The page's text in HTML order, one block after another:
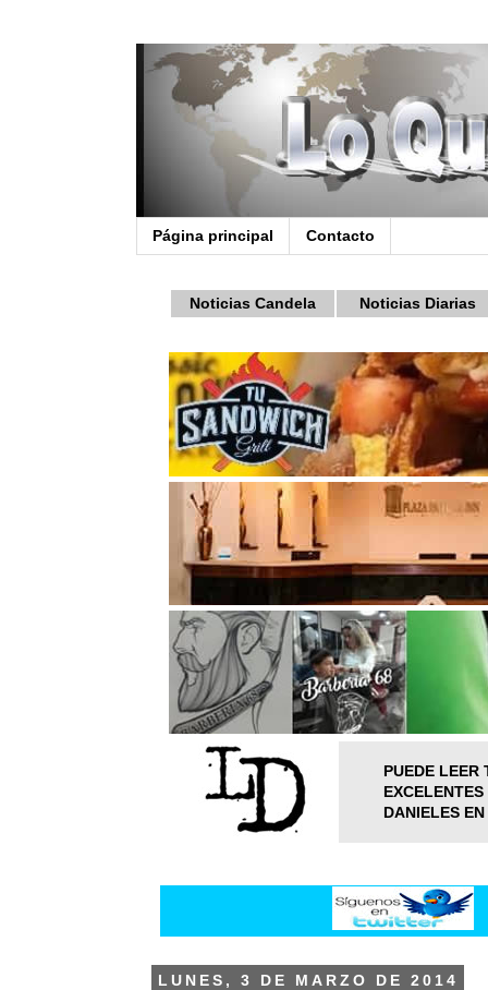
Página principal Contacto
Noticias Candela Noticias Diarias
PUEDE LEER
DANIELES
LUNES, 3 DE MARZO DE 2014